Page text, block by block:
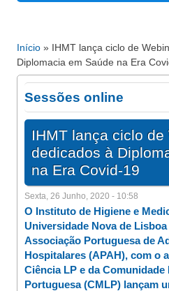
Está aqui
Início » IHMT lança ciclo de
Diplomacia em Saúde na Era
Sessões online
IHMT lança ciclo de
dedicados à
na Era Covid-19
Sexta, 26 Junho, 2020 - 10:58
O Instituto de Higiene e
Universidade Nova de Lisboa
Associação Portuguesa de
Hospitalares (APAH), com o
Ciência LP e da
Portuguesa (CMLP) lançam